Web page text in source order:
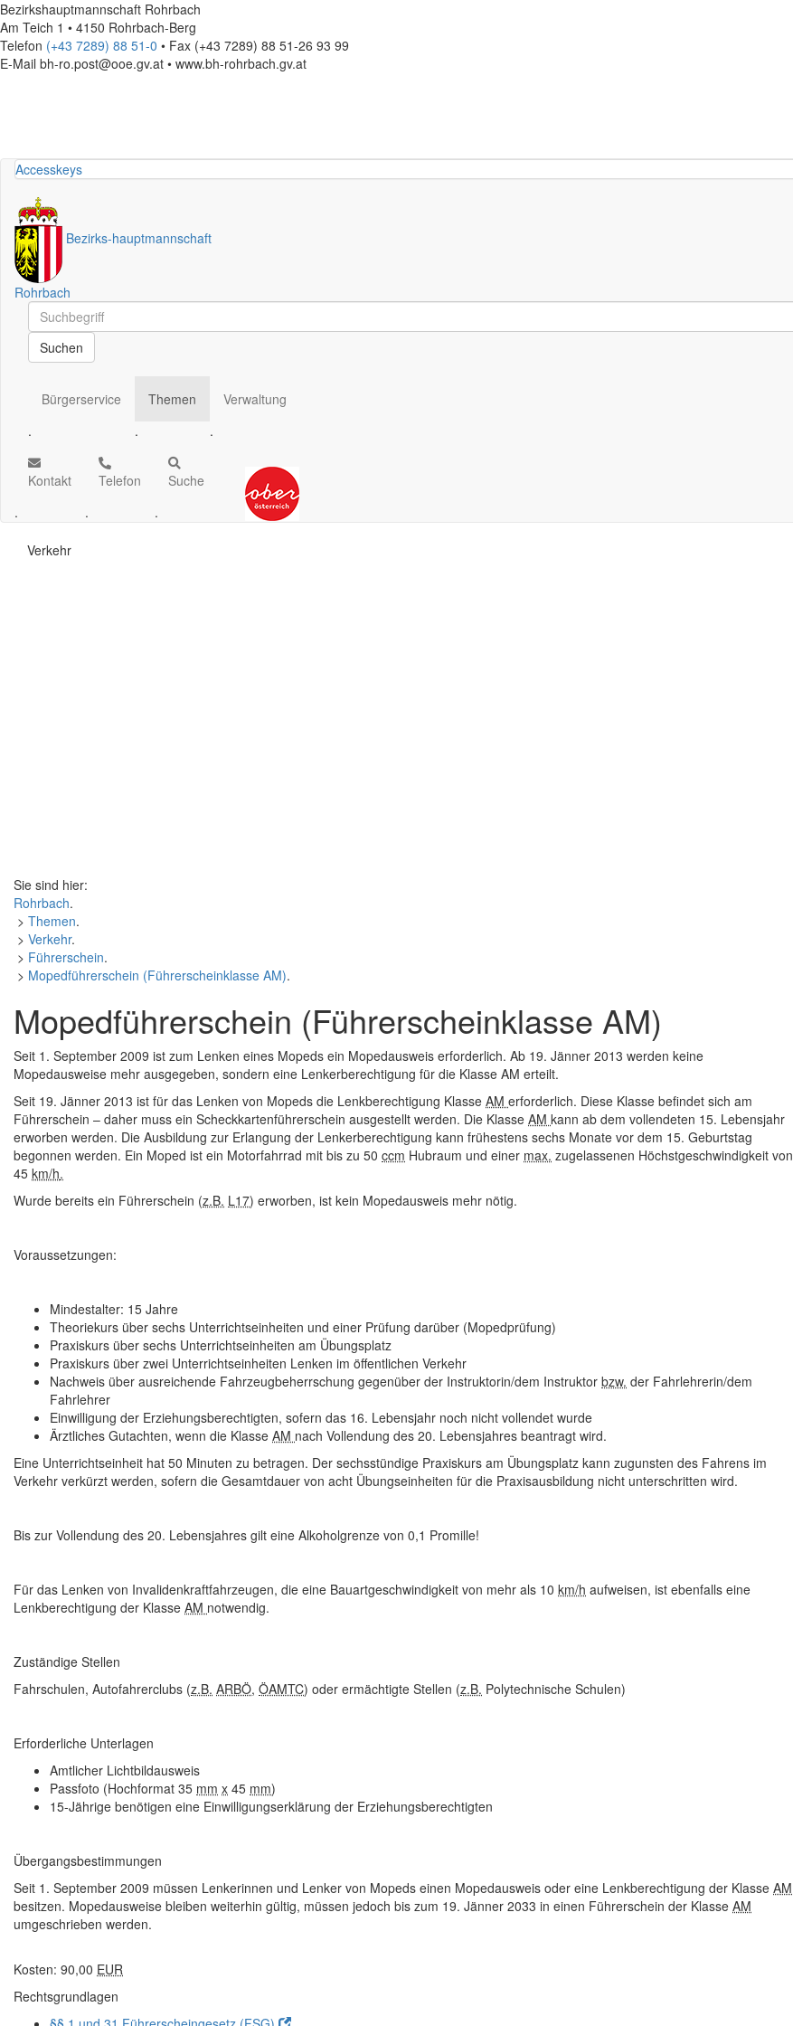
Bezirkshauptmannschaft Rohrbach
Am Teich 1 • 4150 Rohrbach-Berg
Telefon (+43 7289) 88 51-0 • Fax (+43 7289) 88 51-26 93 99
E-Mail bh-ro.post@ooe.gv.at • www.bh-rohrbach.gv.at
Accesskeys
Bezirks-hauptmannschaft
Rohrbach
Schnellsuche
Schnellsuche
Suchen
Bürgerservice
.
Themen
.
Verwaltung
.
Kontakt
.
Telefon
.
Suche
.
Verkehr
Sie sind hier:
Rohrbach.
> Themen.
> Verkehr.
> Führerschein.
> Mopedführerschein (Führerscheinklasse AM).
Mopedführerschein (Führerscheinklasse AM)
Seit 1. September 2009 ist zum Lenken eines Mopeds ein Mopedausweis erforderlich. Ab 19. Jänner 2013 werden keine
Mopedausweise mehr ausgegeben, sondern eine Lenkerberechtigung für die Klasse AM erteilt.
Seit 19. Jänner 2013 ist für das Lenken von Mopeds die Lenkberechtigung Klasse AM erforderlich. Diese Klasse befindet sich am
Führerschein – daher muss ein Scheckkartenführerschein ausgestellt werden. Die Klasse AM kann ab dem vollendeten 15. Lebensjahr
erworben werden. Die Ausbildung zur Erlangung der Lenkerberechtigung kann frühestens sechs Monate vor dem 15. Geburtstag
begonnen werden. Ein Moped ist ein Motorfahrrad mit bis zu 50 ccm Hubraum und einer max. zugelassenen Höchstgeschwindigkeit von
45 km/h.
Wurde bereits ein Führerschein (z.B. L17) erworben, ist kein Mopedausweis mehr nötig.
Voraussetzungen:
Mindestalter: 15 Jahre
Theoriekurs über sechs Unterrichtseinheiten und einer Prüfung darüber (Mopedprüfung)
Praxiskurs über sechs Unterrichtseinheiten am Übungsplatz
Praxiskurs über zwei Unterrichtseinheiten Lenken im öffentlichen Verkehr
Nachweis über ausreichende Fahrzeugbeherrschung gegenüber der Instruktorin/dem Instruktor bzw. der Fahrlehrerin/dem
Fahrlehrer
Einwilligung der Erziehungsberechtigten, sofern das 16. Lebensjahr noch nicht vollendet wurde
Ärztliches Gutachten, wenn die Klasse AM nach Vollendung des 20. Lebensjahres beantragt wird.
Eine Unterrichtseinheit hat 50 Minuten zu betragen. Der sechsstündige Praxiskurs am Übungsplatz kann zugunsten des Fahrens im
Verkehr verkürzt werden, sofern die Gesamtdauer von acht Übungseinheiten für die Praxisausbildung nicht unterschritten wird.
Bis zur Vollendung des 20. Lebensjahres gilt eine Alkoholgrenze von 0,1 Promille!
Für das Lenken von Invalidenkraftfahrzeugen, die eine Bauartgeschwindigkeit von mehr als 10 km/h aufweisen, ist ebenfalls eine
Lenkberechtigung der Klasse AM notwendig.
Zuständige Stellen
Fahrschulen, Autofahrerclubs (z.B. ARBÖ, ÖAMTC) oder ermächtigte Stellen (z.B. Polytechnische Schulen)
Erforderliche Unterlagen
Amtlicher Lichtbildausweis
Passfoto (Hochformat 35 mm x 45 mm)
15-Jährige benötigen eine Einwilligungserklärung der Erziehungsberechtigten
Übergangsbestimmungen
Seit 1. September 2009 müssen Lenkerinnen und Lenker von Mopeds einen Mopedausweis oder eine Lenkberechtigung der Klasse AM
besitzen. Mopedausweise bleiben weiterhin gültig, müssen jedoch bis zum 19. Jänner 2033 in einen Führerschein der Klasse AM
umgeschrieben werden.
Kosten: 90,00 EUR
Rechtsgrundlagen